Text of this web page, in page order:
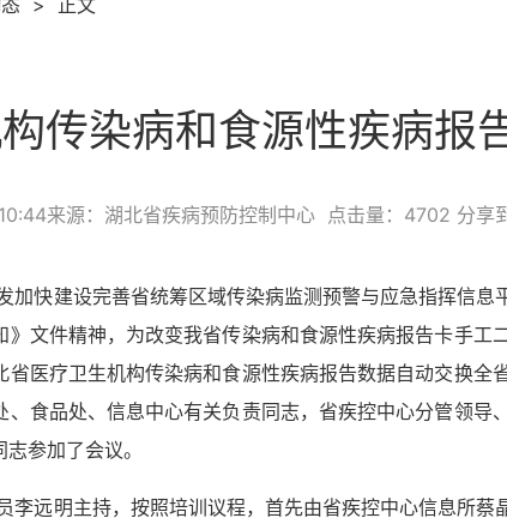
> 正文
传染病和食源性疾病报
来源：湖北省疾病预防控制中心 点击量： 4702 分享
加快建设完善省统筹区域传染病监测预警与应急指挥信
文件精神，为改变我省传染病和食源性疾病报告卡手
医疗卫生机构传染病和食源性疾病报告数据自动交换全
食品处、信息中心有关负责同志，省疾控中心分管领
参加了会议。
李远明主持，按照培训议程，首先由省疾控中心信息所